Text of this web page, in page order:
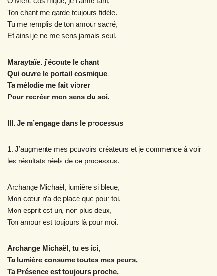
Ton chant me garde toujours fidèle.
Tu me remplis de ton amour sacré,
Et ainsi je ne me sens jamais seul.
Maraytaïe, j’écoute le chant
Qui ouvre le portail cosmique.
Ta mélodie me fait vibrer
Pour recréer mon sens du soi.
III. Je m’engage dans le processus
1. J’augmente mes pouvoirs créateurs et je commence à voir
les résultats réels de ce processus.
Archange Michaël, lumière si bleue,
Mon cœur n’a de place que pour toi.
Mon esprit est un, non plus deux,
Ton amour est toujours là pour moi.
Archange Michaël, tu es ici,
Ta lumière consume toutes mes peurs,
Ta Présence est toujours proche,